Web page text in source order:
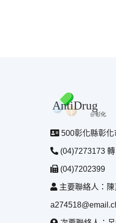
500彰化縣彰
(04)7273173
(04)7202399
主要聯絡人：